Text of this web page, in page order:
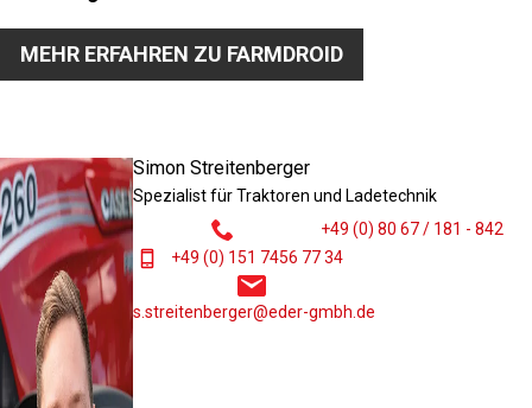
MEHR ERFAHREN ZU FARMDROID
Simon Streitenberger
Spezialist für Traktoren und Ladetechnik
+49 (0) 80 67 / 181 - 842
+49 (0) 151 7456 77 34
s.streitenberger@eder-gmbh.de